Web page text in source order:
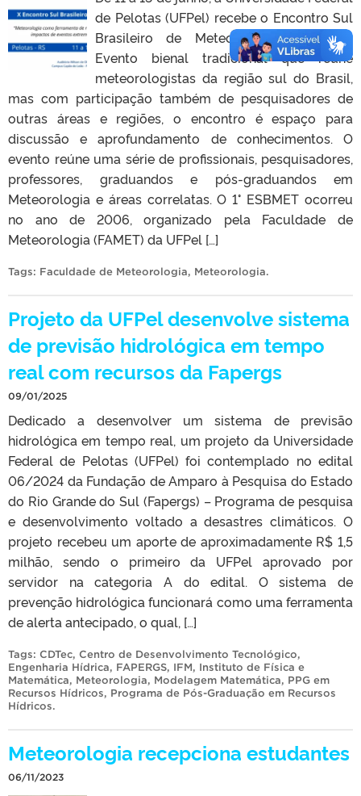
de Pelotas (UFPel) recebe o Encontro Sul
Brasileiro de Meteorologia (ESBMET).
Evento bienal tradicional que reúne
meteorologistas da região sul do Brasil,
mas com participação também de pesquisadores de
outras áreas e regiões, o encontro é espaço para
discussão e aprofundamento de conhecimentos. O
evento reúne uma série de profissionais, pesquisadores,
professores, graduandos e pós-graduandos em
Meteorologia e áreas correlatas. O 1° ESBMET ocorreu
no ano de 2006, organizado pela Faculdade de
Meteorologia (FAMET) da UFPel […]
Tags: Faculdade de Meteorologia, Meteorologia.
Projeto da UFPel desenvolve sistema
de previsão hidrológica em tempo
real com recursos da Fapergs
09/01/2025
Dedicado a desenvolver um sistema de previsão
hidrológica em tempo real, um projeto da Universidade
Federal de Pelotas (UFPel) foi contemplado no edital
06/2024 da Fundação de Amparo à Pesquisa do Estado
do Rio Grande do Sul (Fapergs) – Programa de pesquisa
e desenvolvimento voltado a desastres climáticos. O
projeto recebeu um aporte de aproximadamente R$ 1,5
milhão, sendo o primeiro da UFPel aprovado por
servidor na categoria A do edital. O sistema de
prevenção hidrológica funcionará como uma ferramenta
de alerta antecipado, o qual, […]
Tags: CDTec, Centro de Desenvolvimento Tecnológico,
Engenharia Hídrica, FAPERGS, IFM, Instituto de Física e
Matemática, Meteorologia, Modelagem Matemática, PPG em
Recursos Hídricos, Programa de Pós-Graduação em Recursos
Hídricos.
Meteorologia recepciona estudantes
06/11/2023